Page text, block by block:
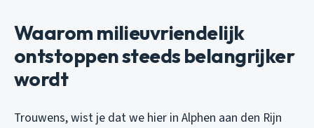
Waarom milieuvriendelijk
ontstoppen steeds belangrijker
wordt
Trouwens, wist je dat we hier in Alphen aan den Rijn